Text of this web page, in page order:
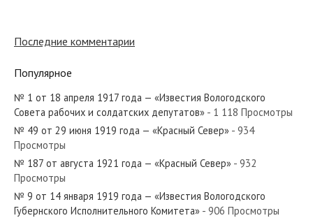
№ 74 от марта 1960 года — «Красный Север»
№ 54 от марта 1967 года — «Красный Север»
Последние комментарии
Популярное
№ 1 от 18 апреля 1917 года — «Известия Вологодского
Совета рабочих и солдатских депутатов» - 1 118 Просмотры
№ 49 от 29 июня 1919 года — «Красный Север» - 934
Просмотры
№ 187 от августа 1921 года — «Красный Север» - 932
Просмотры
№ 9 от 14 января 1919 года — «Известия Вологодского
Губернского Исполнительного Комитета» - 906 Просмотры